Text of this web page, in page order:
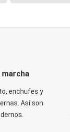
marcha
enchufes y
Así son